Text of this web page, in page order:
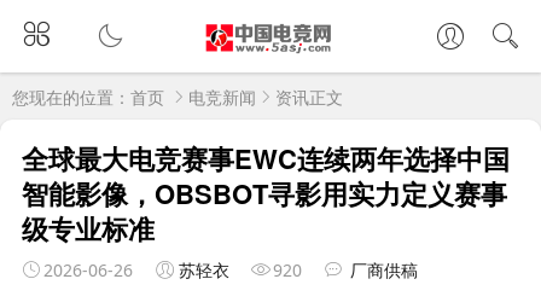
您现在的位置： 首页 电竞新闻 资讯正文
全球最大电竞赛事EWC连续两年选择中国
智能影像，OBSBOT寻影用实力定义赛事
级专业标准
2026-06-26 苏轻衣 920 厂商供稿